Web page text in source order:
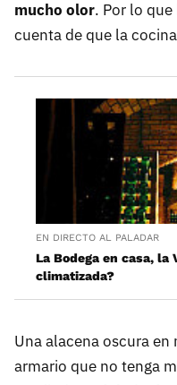
mucho olor. Por lo
cuenta de que la
EN DIRECTO AL PALADAR
La Bodega en casa,
climatizada?
Una alacena oscura
armario que no tenga